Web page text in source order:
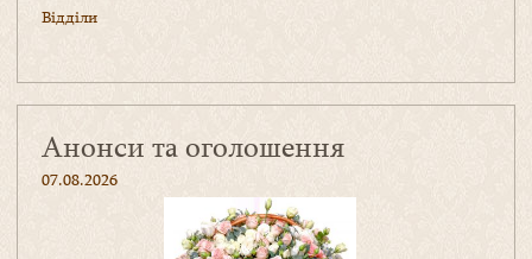
Відділи
Анонси та оголошення
07.08.2026